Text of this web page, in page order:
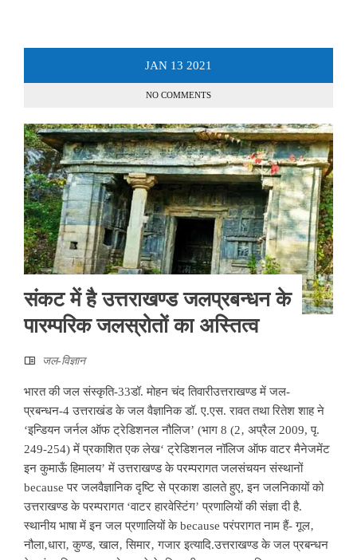
JAN 13 2021
NO COMMENTS
संकट में है उत्तराखण्ड जलप्रबन्धन के
पारम्परिक जलस्रोतों का अस्तित्व
जल-विज्ञान
भारत की जल संस्कृति-33डॉ. मोहन चंद तिवारीउत्तराखण्ड में जल-
प्रबन्धन-4 उत्तराखंड के जल वैज्ञानिक डॉ. ए.एस. रावत तथा रितेश शाह ने
‘इन्डियन जर्नल ऑफ ट्रेडिशनल नौलिज’ (भाग 8 (2‚ अप्रैल 2009, पृ.
249-254) में प्रकाशित एक लेख‘ ट्रेडिशनल नॉलिज ऑफ वाटर मैनेजमेंट
इन कुमाऊँ हिमालय’ में उत्तराखण्ड के परम्परागत जलसंचयन संस्थानों
because पर जलवैज्ञानिक दृष्टि से प्रकाश डालते हुए, इन जलनिकायों को
उत्तराखण्ड के परम्परागत ‘वाटर हारवेस्टिंग’ प्रणालियों की संज्ञा दी है.
स्थानीय भाषा में इन जल प्रणालियों के because परंपरागत नाम हैं- गूल‚
नौला‚धारा‚ कुण्ड, खाल‚ सिमार‚ गजार इत्यादि.उत्तराखण्ड के जल प्रबन्धन